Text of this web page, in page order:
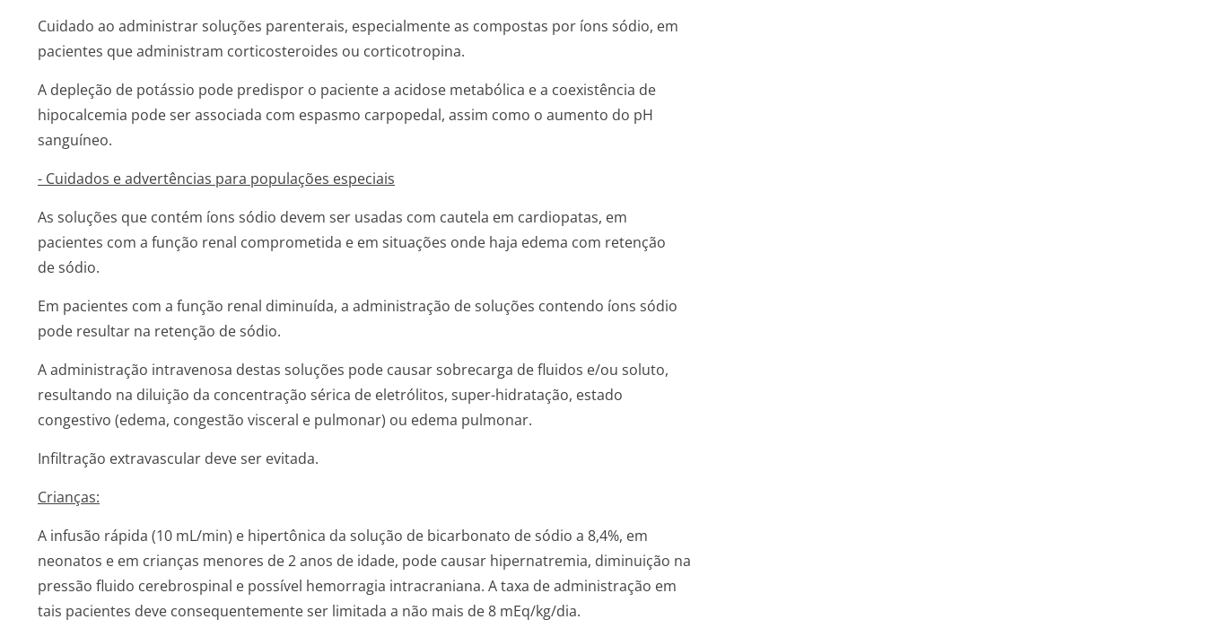
Cuidado ao administrar soluções parenterais, especialmente as compostas por íons sódio, em
pacientes que administram corticosteroides ou corticotropina.
A depleção de potássio pode predispor o paciente a acidose metabólica e a coexistência de
hipocalcemia pode ser associada com espasmo carpopedal, assim como o aumento do pH
sanguíneo.
- Cuidados e advertências para populações especiais
As soluções que contém íons sódio devem ser usadas com cautela em cardiopatas, em
pacientes com a função renal comprometida e em situações onde haja edema com retenção
de sódio.
Em pacientes com a função renal diminuída, a administração de soluções contendo íons sódio
pode resultar na retenção de sódio.
A administração intravenosa destas soluções pode causar sobrecarga de fluidos e/ou soluto,
resultando na diluição da concentração sérica de eletrólitos, super-hidratação, estado
congestivo (edema, congestão visceral e pulmonar) ou edema pulmonar.
Infiltração extravascular deve ser evitada.
Crianças:
A infusão rápida (10 mL/min) e hipertônica da solução de bicarbonato de sódio a 8,4%, em
neonatos e em crianças menores de 2 anos de idade, pode causar hipernatremia, diminuição na
pressão fluido cerebrospinal e possível hemorragia intracraniana. A taxa de administração em
tais pacientes deve consequentemente ser limitada a não mais de 8 mEq/kg/dia.